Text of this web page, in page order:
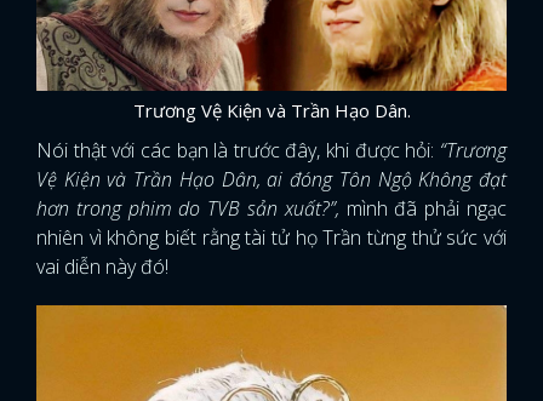
Trương Vệ Kiện và Trần Hạo Dân.
Nói thật với các bạn là trước đây, khi được hỏi: “Trương
Vệ Kiện và Trần Hạo Dân, ai đóng Tôn Ngộ Không đạt
hơn trong phim do TVB sản xuất?”, mình đã phải ngạc
nhiên vì không biết rằng tài tử họ Trần từng thử sức với
vai diễn này đó!